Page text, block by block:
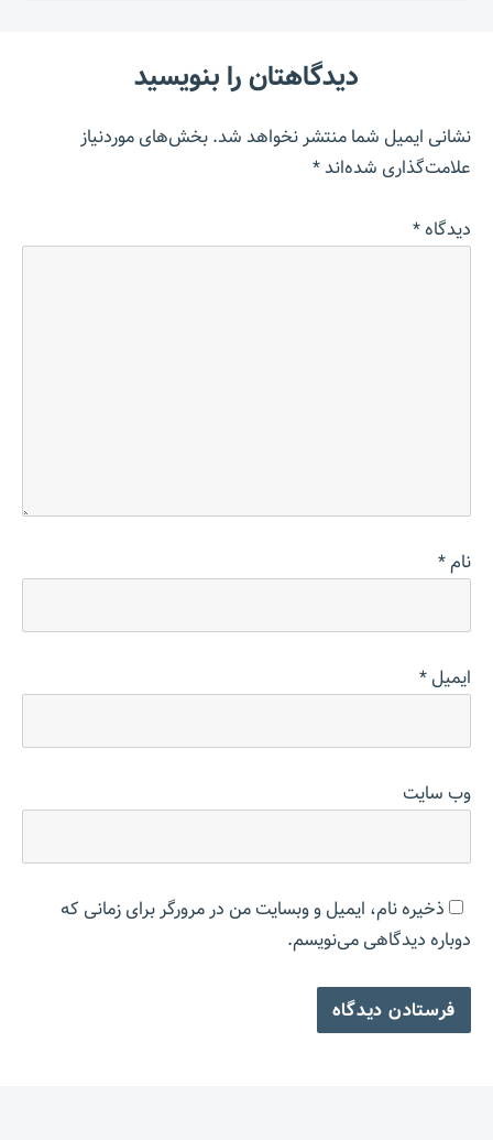
دیدگاهتان را بنویسید
نشانی ایمیل شما منتشر نخواهد شد.بخش‌های موردنیاز
علامت‌گذاری شده‌اند*
دیدگاه*
نام*
ایمیل*
وب‌ سایت
ذخیره نام، ایمیل و وبسایت من در مرورگر برای زمانی که
دوباره دیدگاهی می‌نویسم.